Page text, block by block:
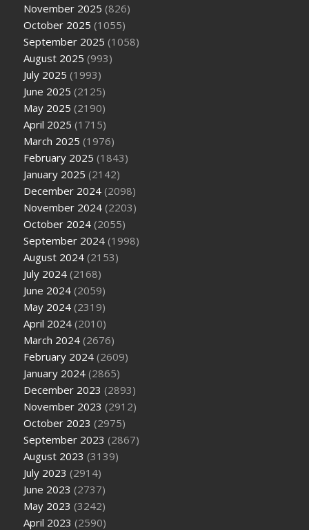
November 2025 (826)
October 2025 (1055)
September 2025 (1058)
August 2025 (993)
July 2025 (1993)
June 2025 (2125)
May 2025 (2190)
April 2025 (1715)
March 2025 (1976)
February 2025 (1843)
January 2025 (2142)
December 2024 (2098)
November 2024 (2203)
October 2024 (2055)
September 2024 (1998)
August 2024 (2153)
July 2024 (2168)
June 2024 (2059)
May 2024 (2319)
April 2024 (2010)
March 2024 (2676)
February 2024 (2609)
January 2024 (2865)
December 2023 (2893)
November 2023 (2912)
October 2023 (2975)
September 2023 (2867)
August 2023 (3139)
July 2023 (2914)
June 2023 (2737)
May 2023 (3242)
April 2023 (2590)